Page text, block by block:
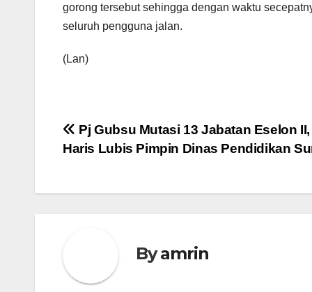
gorong tersebut sehingga dengan waktu
seluruh pengguna jalan.
(Lan)
Navigasi
Pj Gubsu Mutasi 13 Jabatan Eselon
Haris Lubis Pimpin Dinas Pendidikan
Byamrin